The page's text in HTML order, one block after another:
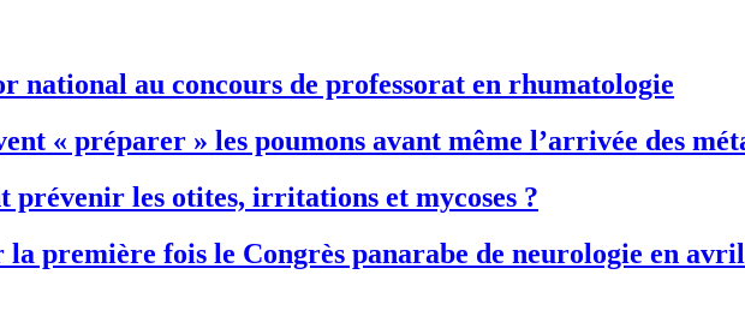
national au concours de professorat en rhumatologie
« préparer » les poumons avant même l’arrivée des
prévenir les otites, irritations et mycoses ?
première fois le Congrès panarabe de neurologie en